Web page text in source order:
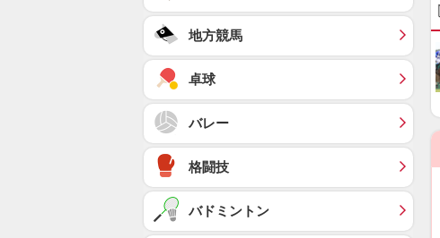
地方競馬
卓球
バレー
格闘技
バドミントン